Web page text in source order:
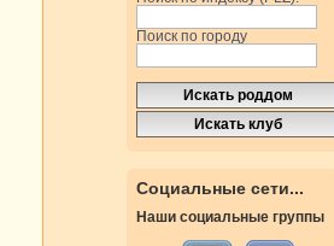
Поиск по городу
Социальные сети...
Наши социальные группы